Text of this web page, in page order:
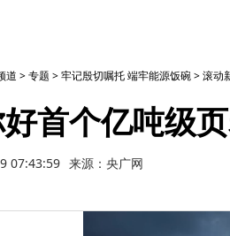
道 >专题 >牢记殷切嘱托 端牢能源饭碗>滚动
好首个亿吨
07:43:59 来源：央广网